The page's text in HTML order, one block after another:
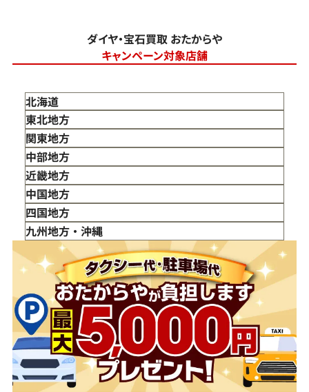
ダイヤ・宝石買取 おたからや
キャンペーン対象店舗
北海道
東北地方
青森県
岩手県
宮城県
秋田県
山形県
福島県
関東地方
東京都
神奈川県
埼玉県
千葉県
茨城県
栃木県
群馬県
中部地方
新潟県
富山県
石川県
山梨県
長野県
岐阜県
静岡県
愛知県
近畿地方
三重県
滋賀県
京都府
大阪府
兵庫県
奈良県
和歌山県
中国地方
鳥取県
島根県
岡山県
広島県
山口県
四国地方
徳島県
香川県
愛媛県
九州地方・沖縄
福岡県
佐賀県
長崎県
熊本県
大分県
宮崎県
鹿児島県